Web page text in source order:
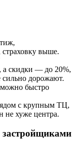
страховку выше.
а скидки — до 20%,
сильно дорожают.
быстро
с крупным ТЦ,
не хуже центра.